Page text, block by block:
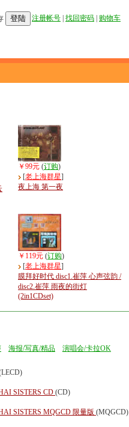
登陆 注册帐号 找回密码 购物车
￥99元 (订购)
[老上海群星]
夜上海 第一夜
￥119元 (订购)
[老上海群星]
膜拜好时代 disc1.崔萍 心声弦韵 /
disc2.崔萍 雨夜的街灯
(2in1CDset)
海报/写真/精品 演唱会/卡拉OK
SISTERS CD (CD)
SISTERS MQGCD 限量版 (MQGCD)